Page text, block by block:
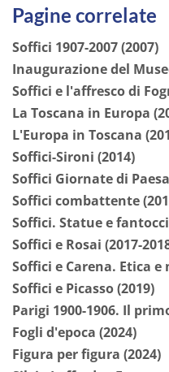
Pagine correlate
Soffici 1907-2007 (2007)
Inaugurazione del
Soffici e l'affresco di
La Toscana in Europa
L'Europa in Toscana
Soffici-Sironi (2014)
Soffici Giornate di
Soffici combattente
Soffici. Statue e fantocci
Soffici e Rosai (2017-
Soffici e Carena. Etica e
Soffici e Picasso (2019)
Parigi 1900-1906. Il
Fogli d'epoca (2024)
Figura per figura (2024)